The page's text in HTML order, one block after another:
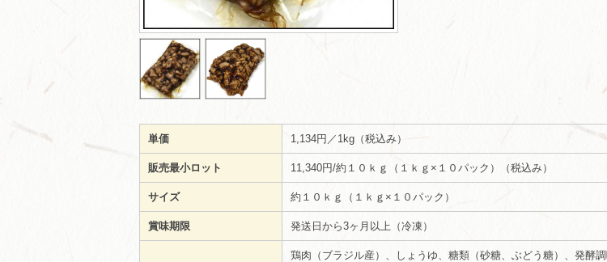
単価 1,134円／1kg（税込み）
販売最小ロット 11,340円/約１０ｋｇ（１ｋｇ×１０パック）（税込み）
サイズ 約１０ｋｇ（１ｋｇ×１０パック）
賞味期限 発送日から3ヶ月以上（冷凍）
鶏肉（ブラジル産）、しょうゆ、糖類（砂糖、ぶどう糖）、発酵